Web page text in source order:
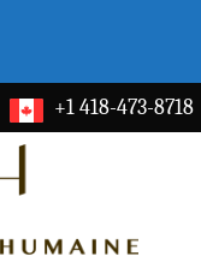
+1 418-473-8718